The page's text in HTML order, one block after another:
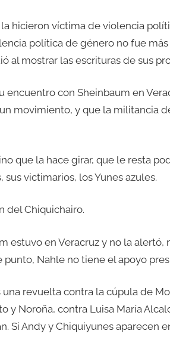
hicieron víctima de violencia
política de género no fue
al mostrar las escrituras de sus
encuentro con Sheinbaum en
movimiento, y que la militancia
que la hace girar, que le resta
victimarios, los Yunes azules.
del Chiquichairo.
estuvo en Veracruz y no la
punto, Nahle no tiene el apoyo
una revuelta contra la cúpula de
y Noroña, contra Luisa María
Si Andy y Chiquiyunes aparecen